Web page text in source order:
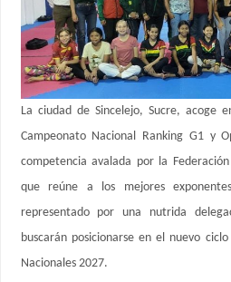
La ciudad de Sincelejo, Sucre, acoge
Campeonato Nacional Ranking G1 y
competencia avalada por la
que reúne a los mejores
representado por una nutrida
buscarán posicionarse en el nuevo
Nacionales 2027.